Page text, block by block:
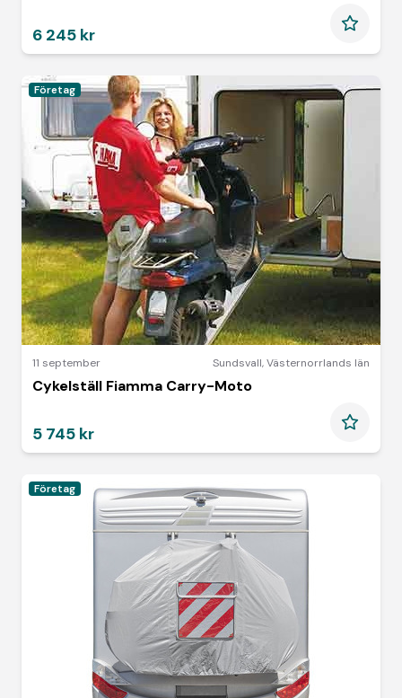
6 245 kr
Företag
11 september Sundsvall,Västernorrlands län
Cykelställ Fiamma Carry-Moto
5 745 kr
Företag